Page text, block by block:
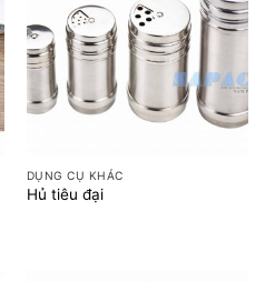
DỤNG CỤ KHÁC
Hủ tiêu đại